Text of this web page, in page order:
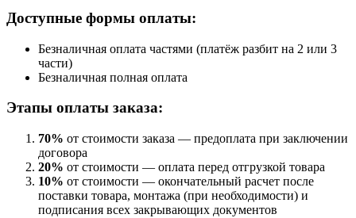
Доступные формы оплаты:
Безналичная оплата частями (платёж разбит на 2 или 3
части)
Безналичная полная оплата
Этапы оплаты заказа:
70% от стоимости заказа — предоплата при заключении
договора
20% от стоимости — оплата перед отгрузкой товара
10% от стоимости — окончательный расчет после
поставки товара, монтажа (при необходимости) и
подписания всех закрывающих документов